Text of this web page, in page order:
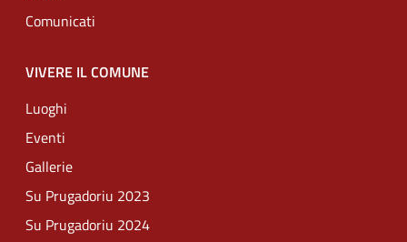
Comunicati
VIVERE IL COMUNE
Luoghi
Eventi
Gallerie
Su Prugadoriu 2023
Su Prugadoriu 2024